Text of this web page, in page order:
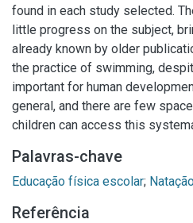
found in each study selected.
little progress on the subject,
already known by older
the practice of swimming,
important for human
general, and there are few
children can access this
Palavras-chave
Educação física escolar;
Referência